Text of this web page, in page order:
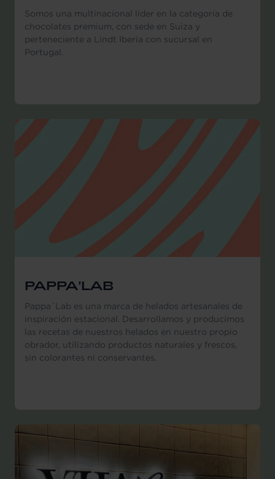
Somos una multinacional líder en la categoría de
chocolates premium, con sede en Suiza y
perteneciente a Lindt Iberia con sucursal en
Portugal.
PAPPA'LAB
Pappa´Lab es una marca de helados artesanales de
inspiración estacional. Desarrollamos y producimos
las recetas de nuestros helados en nuestro propio
obrador, utilizando productos naturales y frescos,
sin colorantes ni conservantes.